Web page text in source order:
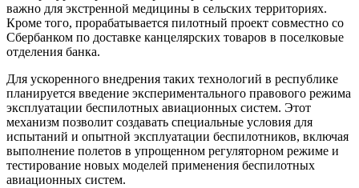
важно для экстренной медицины в сельских территориях.
Кроме того, прорабатывается пилотный проект совместно со
Сбербанком по доставке канцелярских товаров в поселковые
отделения банка.
Для ускоренного внедрения таких технологий в республике
планируется введение экспериментального правового режима
эксплуатации беспилотных авиационных систем. Этот
механизм позволит создавать специальные условия для
испытаний и опытной эксплуатации беспилотников, включая
выполнение полетов в упрощенном регуляторном режиме и
тестирование новых моделей применения беспилотных
авиационных систем.